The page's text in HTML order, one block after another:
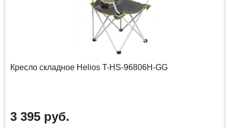
Кресло складное Helios T-HS-96806H-GG
3 395 руб.